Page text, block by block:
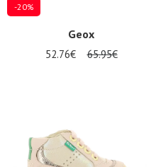
-20%
Geox
52.76€ 65.95€